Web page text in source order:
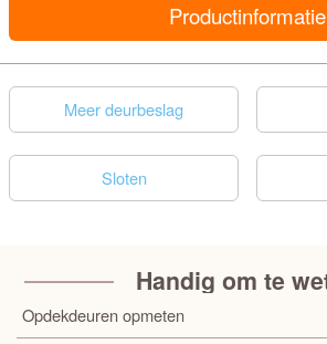
Productinformatie
Meer deurbeslag
Sloten
Handig om te
Opdekdeuren opmeten